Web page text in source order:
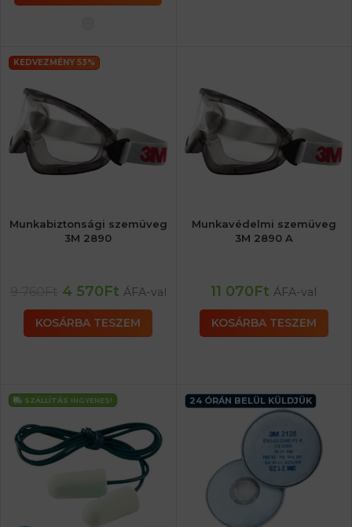
KEDVEZMÉNY 53%
Munkabiztonsági szemüveg
3M 2890
4 570Ft ÁFA-val
KOSÁRBA TESZEM
Munkavédelmi szemüveg
3M 2890 A
11 070Ft ÁFA-val
KOSÁRBA TESZEM
SZÁLLÍTÁS INGYENES! 24 ÓRÁN BELÜL KÜLDJÜK